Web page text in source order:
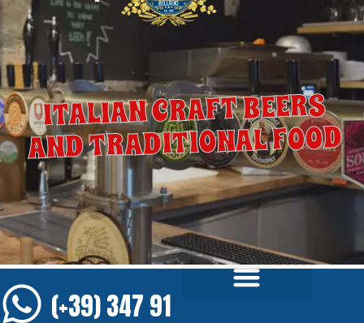
ITALIAN CRAFT BEERS
AND TRADITIONAL FOOD
(+39) 347 91